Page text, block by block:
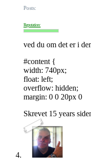
Posts:
Reputation:
ved du om det er i
#content {
width: 740px;
float: left;
overflow: hidden;
margin: 0 0 20px 0
Skrevet 15 years